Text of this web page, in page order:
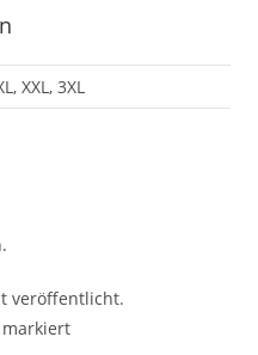
XXL, 3XL
veröffentlicht.
markiert